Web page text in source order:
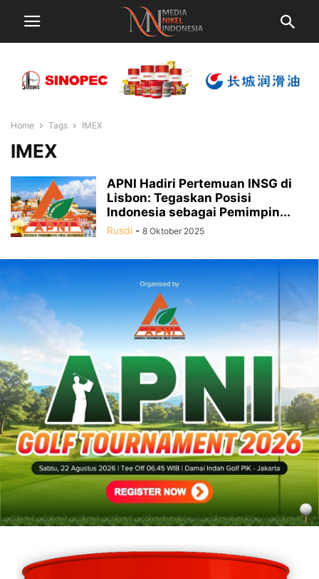
Home Tags IMEX
IMEX
APNI Hadiri Pertemuan INSG di
Lisbon: Tegaskan Posisi
Indonesia sebagai Pemimpin...
Rusdi - 8 Oktober 2025